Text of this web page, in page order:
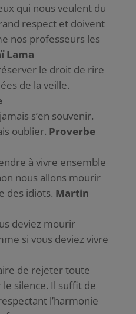
qui nous veulent du
respect et doivent
nos professeurs les
Lama
le droit de rire
de la veille.
s’en souvenir.
oublier. Proverbe
à vivre ensemble
nous allons mourir
des idiots. Martin
deviez mourir
si vous deviez vivre
de rejeter toute
silence. Il suffit de
l’harmonie